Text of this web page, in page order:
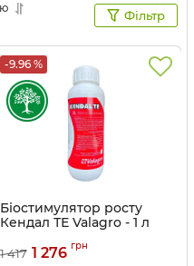
Фільтр
-9.96 %
Біостимулятор росту
Кендал ТЕ Valagro - 1 л
1 417 1 276 грн